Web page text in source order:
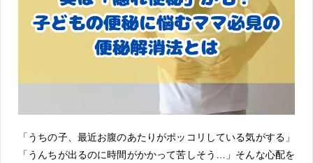
「うちの子、最近お腹のあたりがポッコリしている気がする」
「うんちが出るのに時間がかかって苦しそう…」そんな心配を